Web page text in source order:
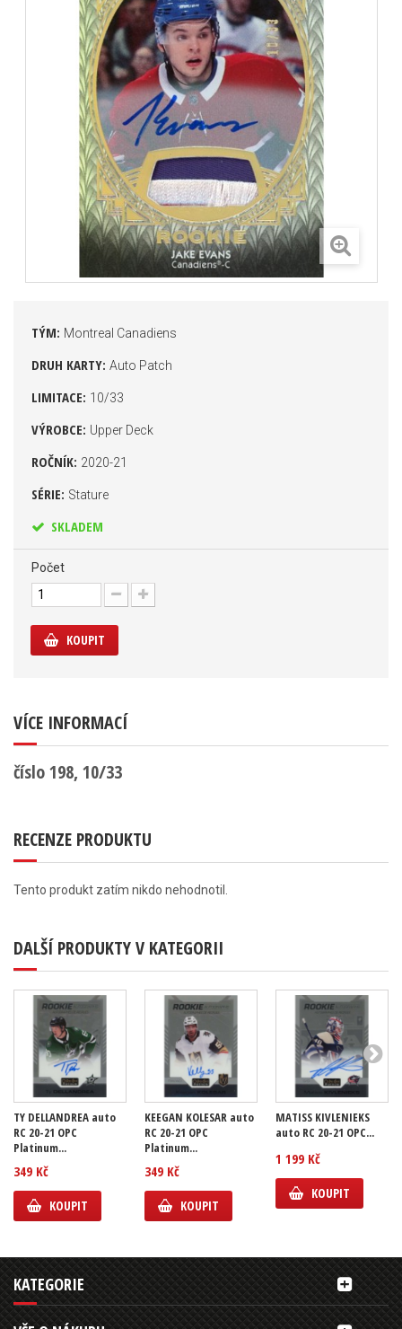
TÝM: Montreal Canadiens
DRUH KARTY: Auto Patch
LIMITACE: 10/33
VÝROBCE: Upper Deck
ROČNÍK: 2020-21
SÉRIE: Stature
SKLADEM
Počet
KOUPIT
VÍCE INFORMACÍ
číslo 198, 10/33
RECENZE PRODUKTU
Tento produkt zatím nikdo nehodnotil.
DALŠÍ PRODUKTY V KATEGORII
TY DELLANDREA auto
RC 20-21 OPC
Platinum...
349 Kč
KOUPIT
KEEGAN KOLESAR auto
RC 20-21 OPC
Platinum...
349 Kč
KOUPIT
MATISS KIVLENIEKS
auto RC 20-21 OPC...
1 199 Kč
KOUPIT
KATEGORIE